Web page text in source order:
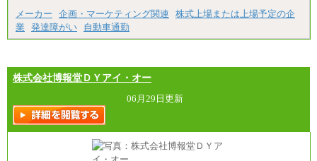
メーカー
企画・マーケティング関連
株式上場または上場予定の企
業
発達障がい 自動車通勤
株式会社博報堂ＤＹアイ・オー
06月29日更新